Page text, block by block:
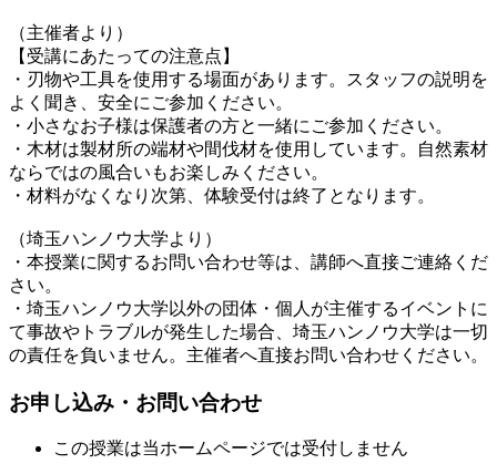
（主催者より）
【受講にあたっての注意点】
・刃物や工具を使用する場面があります。スタッフの説明を
よく聞き、安全にご参加ください。
・小さなお子様は保護者の方と一緒にご参加ください。
・木材は製材所の端材や間伐材を使用しています。自然素材
ならではの風合いもお楽しみください。
・材料がなくなり次第、体験受付は終了となります。
（埼玉ハンノウ大学より）
・本授業に関するお問い合わせ等は、講師へ直接ご連絡くだ
さい。
・埼玉ハンノウ大学以外の団体・個人が主催するイベントに
て事故やトラブルが発生した場合、埼玉ハンノウ大学は一切
の責任を負いません。主催者へ直接お問い合わせください。
お申し込み・お問い合わせ
この授業は当ホームページでは受付しません